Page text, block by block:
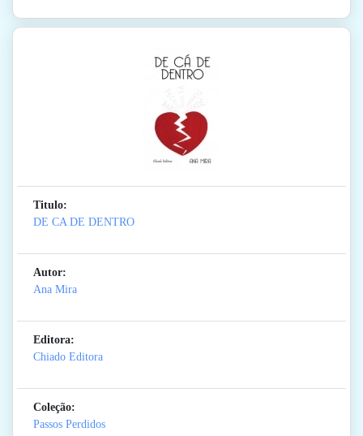
Titulo:
DE CA DE DENTRO
Autor:
Ana Mira
Editora:
Chiado Editora
Coleção:
Passos Perdidos